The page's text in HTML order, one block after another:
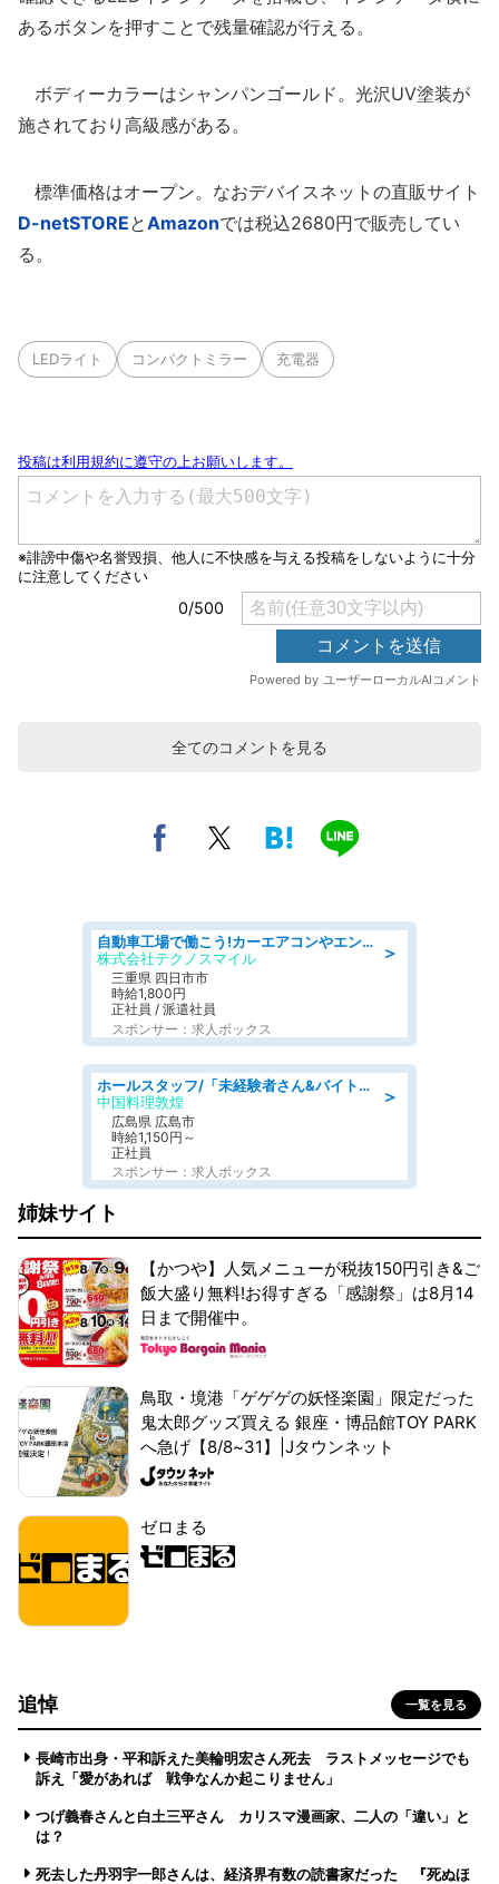
あるボタンを押すことで残量確認が行える。
ボディーカラーはシャンパンゴールド。光沢UV塗装が
施されており高級感がある。
標準価格はオープン。なおデバイスネットの直販サイト
D-netSTOREとAmazonでは税込2680円で販売してい
る。
LEDライト コンパクトミラー 充電器
全てのコメントを見る
＞
自動車工場で働こう!カーエアコンやエンジンの製造・加工業務/寮完備 denso aichi
株式会社テクノスマイル
三重県 四日市市
時給1,800円
正社員 / 派遣社員
スポンサー：求人ボックス
＞
ホールスタッフ/「未経験者さん&バイトデビューも大歓迎」残業ほぼなし×1日3時間〜勤務OK!フォロー体制も充実/広島県/広島市南区
中国料理敦煌
広島県 広島市
時給1,150円～
正社員
スポンサー：求人ボックス
姉妹サイト
【かつや】人気メニューが税抜150円引き&ご
飯大盛り無料!お得すぎる「感謝祭」は8月14
日まで開催中。
鳥取・境港「ゲゲゲの妖怪楽園」限定だった
鬼太郎グッズ買える 銀座・博品館TOY PARK
へ急げ【8/8~31】|Jタウンネット
ゼロまる
追悼 一覧を見る
長崎市出身・平和訴えた美輪明宏さん死去 ラストメッセージでも
訴え「愛があれば 戦争なんか起こりません」
つげ義春さんと白土三平さん カリスマ漫画家、二人の「違い」と
は？
死去した丹羽宇一郎さんは、経済界有数の読書家だった 『死ぬほ